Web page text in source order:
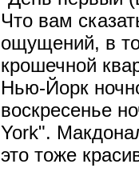
Что вам
ощущений, в
крошечной
Нью-Йорк
воскресенье
York".
это тоже